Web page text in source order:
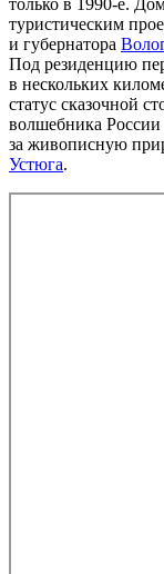
туристическим
и губернатора
Под резиденцию
в нескольких
статус сказочной
волшебника
за живописную
Устюга.